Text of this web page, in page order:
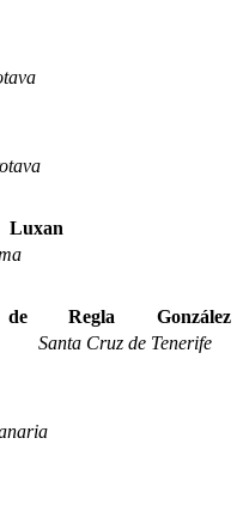
González
de Tenerife